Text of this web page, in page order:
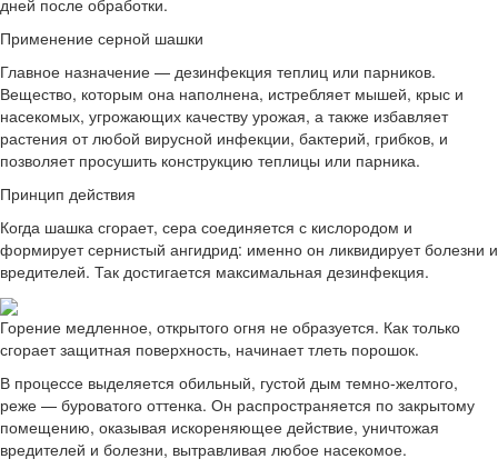
Применение серной шашки
Главное назначение — дезинфекция теплиц или парников.
Вещество, которым она наполнена, истребляет мышей, крыс и
насекомых, угрожающих качеству урожая, а также избавляет
растения от любой вирусной инфекции, бактерий, грибков, и
позволяет просушить конструкцию теплицы или парника.
Принцип действия
Когда шашка сгорает, сера соединяется с кислородом и
формирует сернистый ангидрид: именно он ликвидирует болезни и
вредителей. Так достигается максимальная дезинфекция.
Горение медленное, открытого огня не образуется. Как только
сгорает защитная поверхность, начинает тлеть порошок.
В процессе выделяется обильный, густой дым темно-желтого,
реже — буроватого оттенка. Он распространяется по закрытому
помещению, оказывая искореняющее действие, уничтожая
вредителей и болезни, вытравливая любое насекомое.